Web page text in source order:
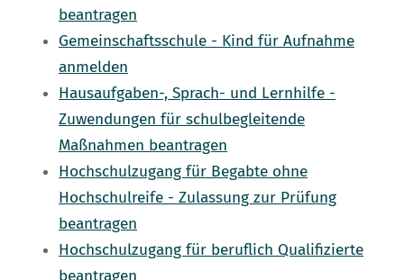
beantragen
Gemeinschaftsschule - Kind für Aufnahme
anmelden
Hausaufgaben-, Sprach- und Lernhilfe -
Zuwendungen für schulbegleitende
Maßnahmen beantragen
Hochschulzugang für Begabte ohne
Hochschulreife - Zulassung zur Prüfung
beantragen
Hochschulzugang für beruflich Qualifizierte
beantragen